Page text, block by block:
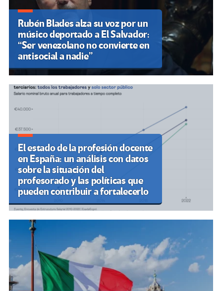
Rubén Blades alza su voz por un
músico deportado a El Salvador:
“Ser venezolano no convierte en
antisocial a nadie”
El estado de la profesión docente
en España: un análisis con datos
sobre la situación del
profesorado y las políticas que
pueden contribuir a fortalecerlo